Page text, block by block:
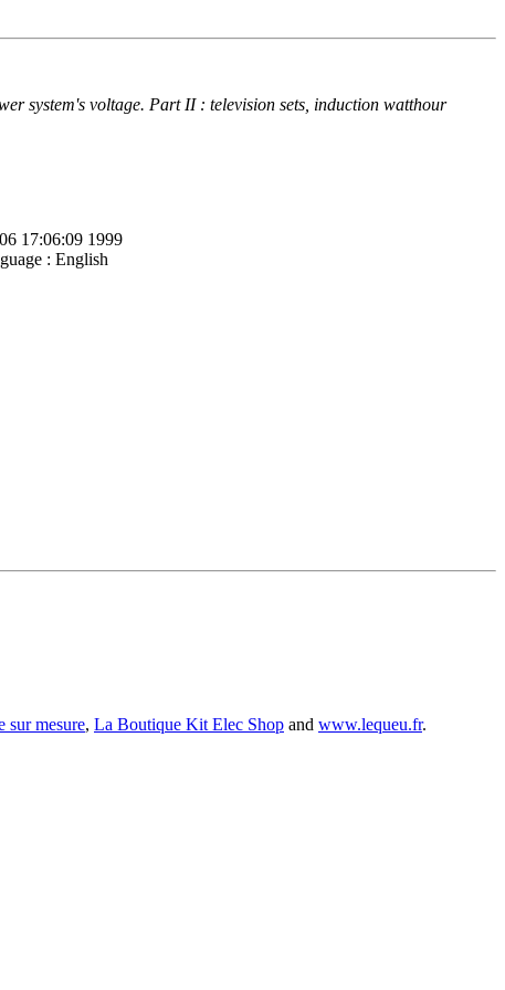
system's voltage. Part II : television sets, induction watthour
17:06:09 1999
: English
sur mesure, La Boutique Kit Elec Shop and www.lequeu.fr.